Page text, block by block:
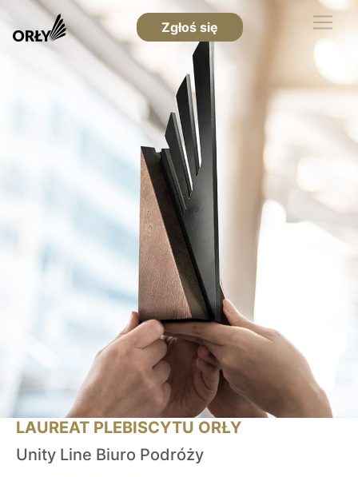
Zgłoś się
LAUREAT PLEBISCYTU ORŁY
Unity Line Biuro Podróży